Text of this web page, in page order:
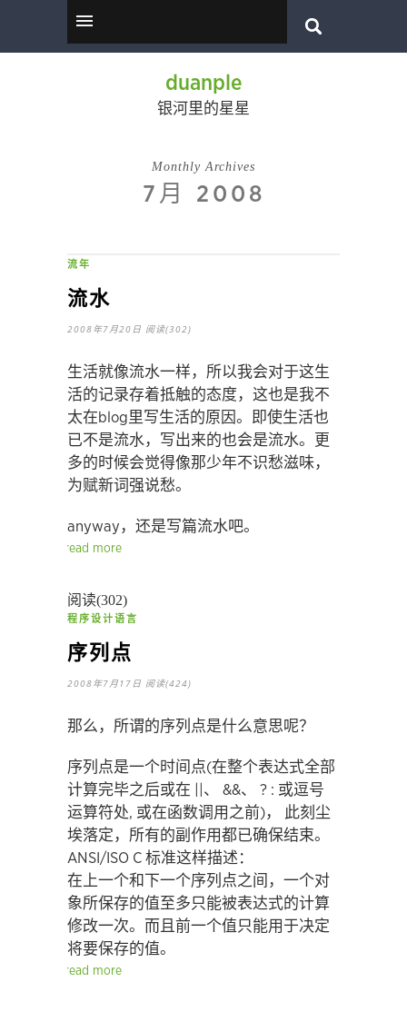
duanple
银河里的星星
Monthly Archives
7月 2008
流年
流水
2008年7月20日 阅读(302)
生活就像流水一样，所以我会对于这生
活的记录存着抵触的态度，这也是我不
太在blog里写生活的原因。即使生活也
已不是流水，写出来的也会是流水。更
多的时候会觉得像那少年不识愁滋味，
为赋新词强说愁。
anyway，还是写篇流水吧。
read more
阅读(302)
程序设计语言
序列点
2008年7月17日 阅读(424)
那么，所谓的序列点是什么意思呢？
序列点是一个时间点(在整个表达式全部
计算完毕之后或在 ||、 &&、 ? : 或逗号
运算符处, 或在函数调用之前)， 此刻尘
埃落定，所有的副作用都已确保结束。
ANSI/ISO C 标准这样描述：
在上一个和下一个序列点之间，一个对
象所保存的值至多只能被表达式的计算
修改一次。而且前一个值只能用于决定
将要保存的值。
read more